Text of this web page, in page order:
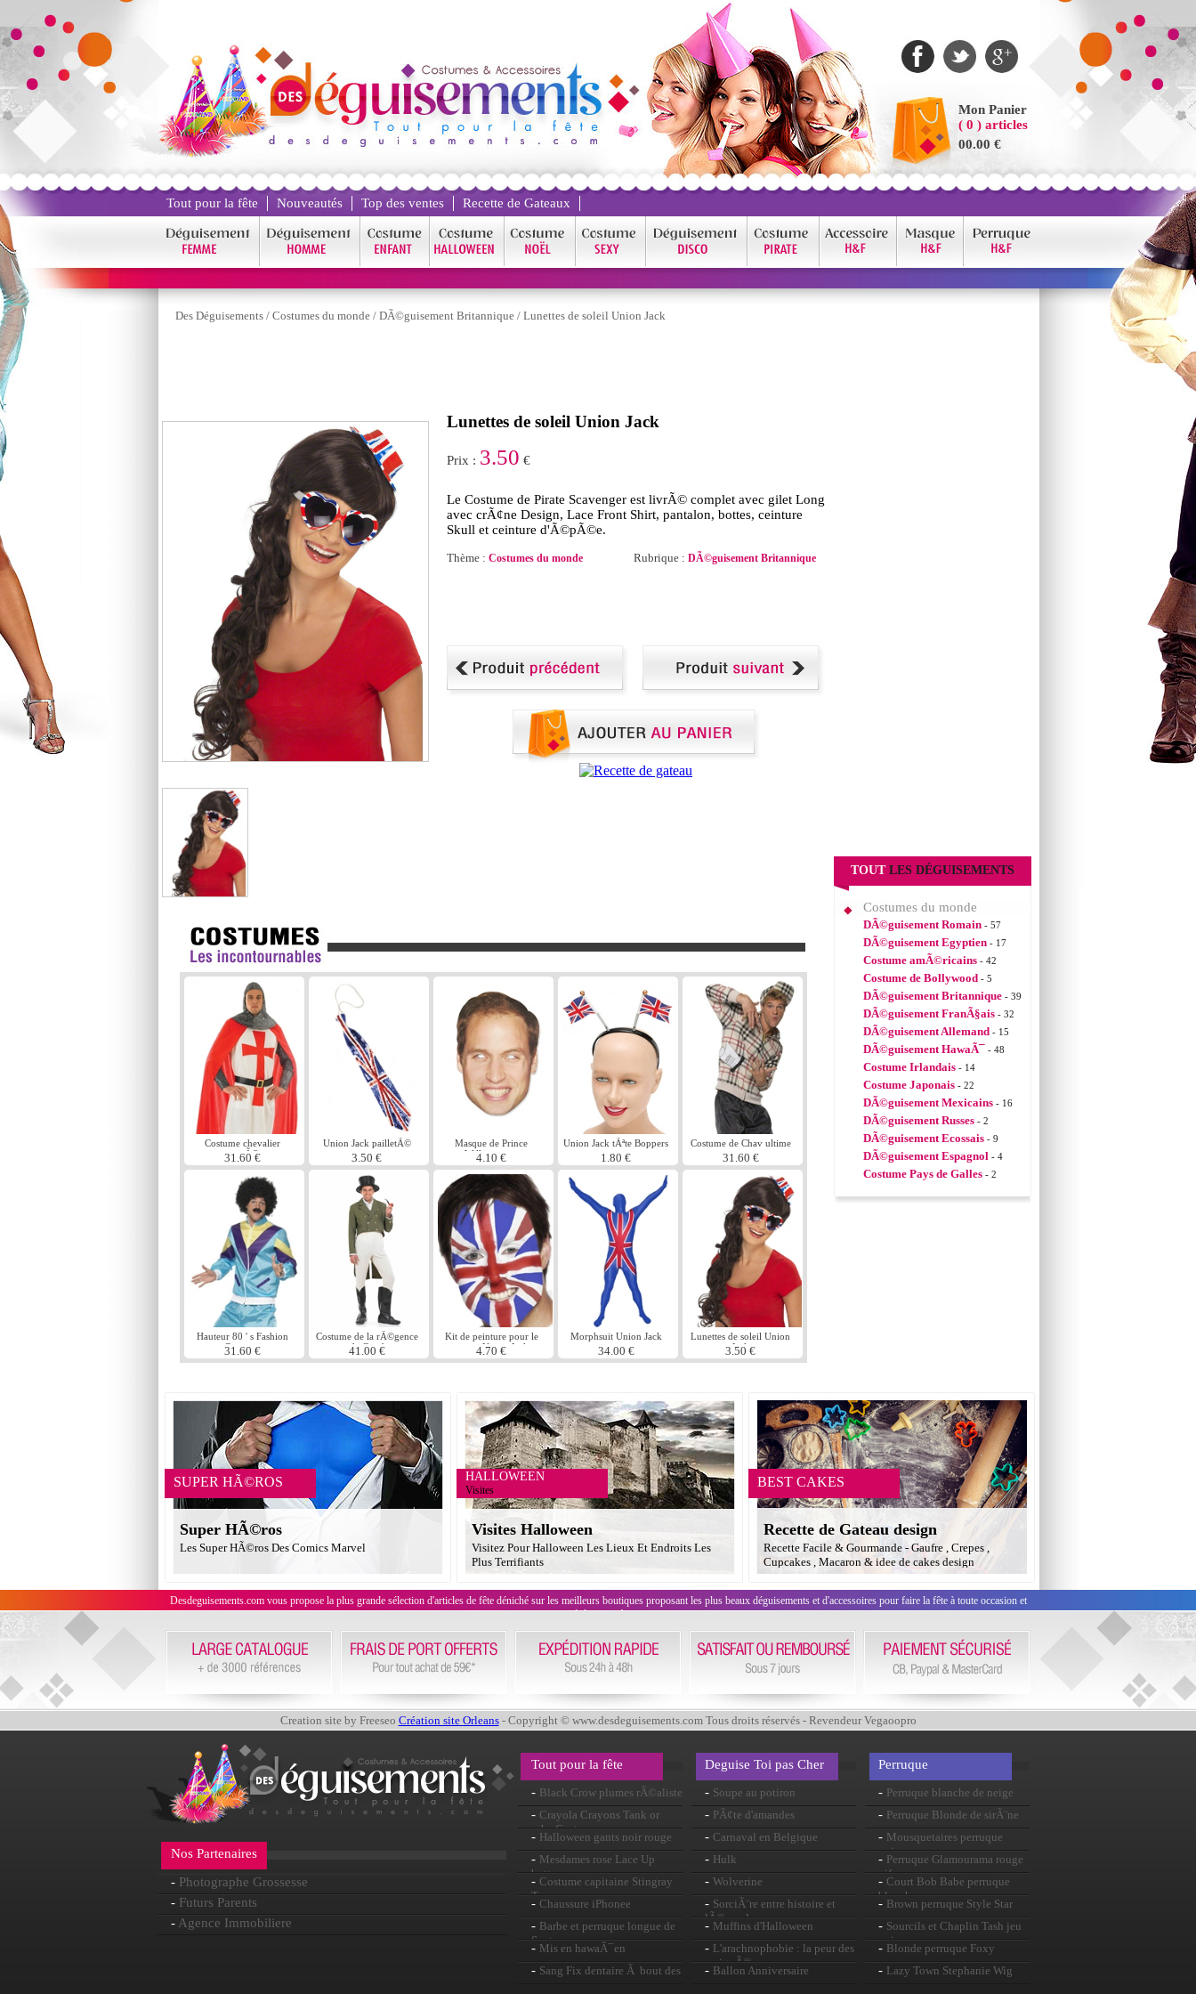
Mon Panier
( 0 ) articles
00.00 €
Tout pour la fête Nouveautés Top des ventes Recette de Gateaux
Des Déguisements / Costumes du monde / DÃ©guisement Britannique / Lunettes de soleil Union Jack
Lunettes de soleil Union Jack
Prix : 3.50 €
Le Costume de Pirate Scavenger est livrÃ© complet avec gilet Long
avec crÃ¢ne Design, Lace Front Shirt, pantalon, bottes, ceinture
Skull et ceinture d'Ã©pÃ©e.
Thème : Costumes du monde Rubrique : DÃ©guisement Britannique
Costume chevalier
croisÃ©
31.60 €
Union Jack pailletÃ©
cravate
3.50 €
Masque de Prince
William carte
4.10 €
Union Jack tÃªte Boppers
1.80 €
Costume de Chav ultime
31.60 €
Hauteur 80 ' s Fashion
Costume
31.60 €
Costume de la rÃ©gence
de Gand
41.00 €
Kit de peinture pour le
visage Union Jack
4.70 €
Morphsuit Union Jack
34.00 €
Lunettes de soleil Union
Jack
3.50 €
TOUT LES DÉGUISEMENTS
Costumes du monde
DÃ©guisement Romain - 57
DÃ©guisement Egyptien - 17
Costume amÃ©ricains - 42
Costume de Bollywood - 5
DÃ©guisement Britannique - 39
DÃ©guisement FranÃ§ais - 32
DÃ©guisement Allemand - 15
DÃ©guisement HawaÃ¯ - 48
Costume Irlandais - 14
Costume Japonais - 22
DÃ©guisement Mexicains - 16
DÃ©guisement Russes - 2
DÃ©guisement Ecossais - 9
DÃ©guisement Espagnol - 4
Costume Pays de Galles - 2
SUPER HÃ©ROS
Super HÃ©ros
Les Super HÃ©ros Des Comics Marvel
HALLOWEEN
Visites
Visites Halloween
Visitez Pour Halloween Les Lieux Et Endroits Les
Plus Terrifiants
BEST CAKES
Recette de Gateau design
Recette Facile & Gourmande - Gaufre , Crepes ,
Cupcakes , Macaron & idee de cakes design
Desdeguisements.com vous propose la plus grande sélection d'articles de fête déniché sur les meilleurs boutiques proposant les plus beaux déguisements et d'accessoires pour faire la fête à toute occasion et
évènement !
Creation site by Freeseo Création site Orleans- Copyright © www.desdeguisements.com Tous droits réservés - Revendeur Vegaoopro
Nos Partenaires
- Photographe Grossesse
- Futurs Parents
- Agence Immobiliere
Tout pour la fête
- Black Crow plumes rÃ©aliste
- Crayola Crayons Tank or
robe Costume
- Halloween gants noir rouge
- Mesdames rose Lace Up
bottes
- Costume capitaine Stingray
Troy
- Chaussure iPhonee
- Barbe et perruque longue de
Santa
- Mis en hawaÃ¯en
- Sang Fix dentaire Ã bout des
Deguise Toi pas Cher
- Soupe au potiron
- PÃ¢te d'amandes
- Carnaval en Belgique
- Hulk
- Wolverine
- SorciÃ¨re entre histoire et
lÃ©gendes
- Muffins d'Halloween
- L'arachnophobie : la peur des
araignÃ©es
- Ballon Anniversaire
Perruque
- Perruque blanche de neige
- Perruque Blonde de sirÃ¨ne
- Mousquetaires perruque
noire
- Perruque Glamourama rouge
vif
- Court Bob Babe perruque
blanche
- Brown perruque Style Star
- Sourcils et Chaplin Tash jeu
noir
- Blonde perruque Foxy
- Lazy Town Stephanie Wig